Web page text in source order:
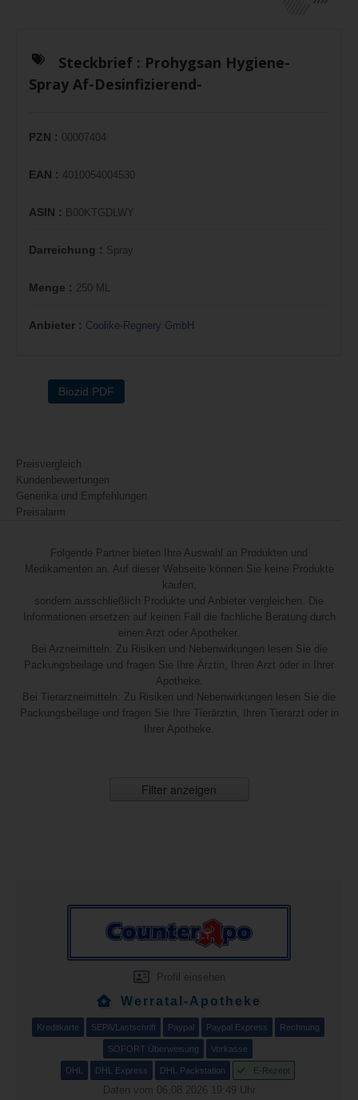
Steckbrief : Prohygsan Hygiene-
Spray Af-Desinfizierend-
PZN : 00007404
EAN : 4010054004530
ASIN : B00KTGDLWY
Darreichung : Spray
Menge : 250 ML
Anbieter : Coolike-Regnery GmbH
Biozid PDF
Preisvergleich
Kundenbewertungen
Generika und Empfehlungen
Preisalarm
Folgende Partner bieten Ihre Auswahl an Produkten und
Medikamenten an. Auf dieser Webseite können Sie keine Produkte
kaufen,
sondern ausschließlich Produkte und Anbieter vergleichen. Die
Informationen ersetzen auf keinen Fall die fachliche Beratung durch
einen Arzt oder Apotheker.
Bei Arzneimitteln: Zu Risiken und Nebenwirkungen lesen Sie die
Packungsbeilage und fragen Sie Ihre Ärztin, Ihren Arzt oder in Ihrer
Apotheke.
Bei Tierarzneimitteln: Zu Risiken und Nebenwirkungen lesen Sie die
Packungsbeilage und fragen Sie Ihre Tierärztin, Ihren Tierarzt oder in
Ihrer Apotheke.
Filter anzeigen
Profil einsehen
Werratal-Apotheke
Kreditkarte SEPA/Lastschrift Paypal Paypal Express Rechnung
SOFORT Überweisung Vorkasse
DHL DHL Express DHL Packstation E-Rezept
Daten vom 06.08.2026 19:49 Uhr